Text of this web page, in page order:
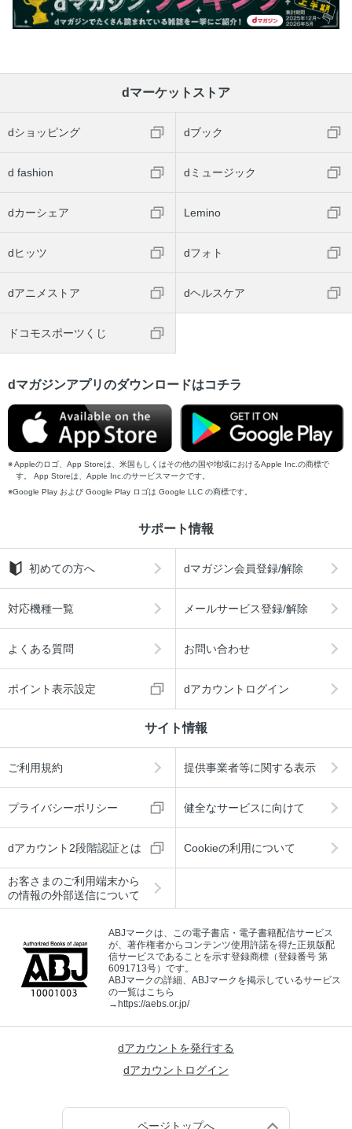
dマーケットストア
dショッピング dブック
d fashion dミュージック
dカーシェア Lemino
dヒッツ dフォト
dアニメストア dヘルスケア
ドコモスポーツくじ
dマガジンアプリのダウンロードはコチラ
Appleのロゴ、App Storeは、米国もしくはその他の国や地域におけるApple Inc.の商標で
す。 App Storeは、Apple Inc.のサービスマークです。
Google Play および Google Play ロゴは Google LLC の商標です。
サポート情報
初めての方へ dマガジン会員登録/解除
対応機種一覧 メールサービス登録/解除
よくある質問 お問い合わせ
ポイント表示設定 dアカウントログイン
サイト情報
ご利用規約 提供事業者等に関する表示
プライバシーポリシー 健全なサービスに向けて
dアカウント2段階認証とは Cookieの利用について
お客さまのご利用端末から
の情報の外部送信について
ABJマークは、この電子書店・電子書籍配信サービス
が、著作権者からコンテンツ使用許諾を得た正規版配
信サービスであることを示す登録商標（登録番号 第
6091713号）です。
ABJマークの詳細、ABJマークを掲示しているサービス
の一覧はこちら
→ https://aebs.or.jp/
dアカウントを発行する
dアカウントログイン
ページトップへ